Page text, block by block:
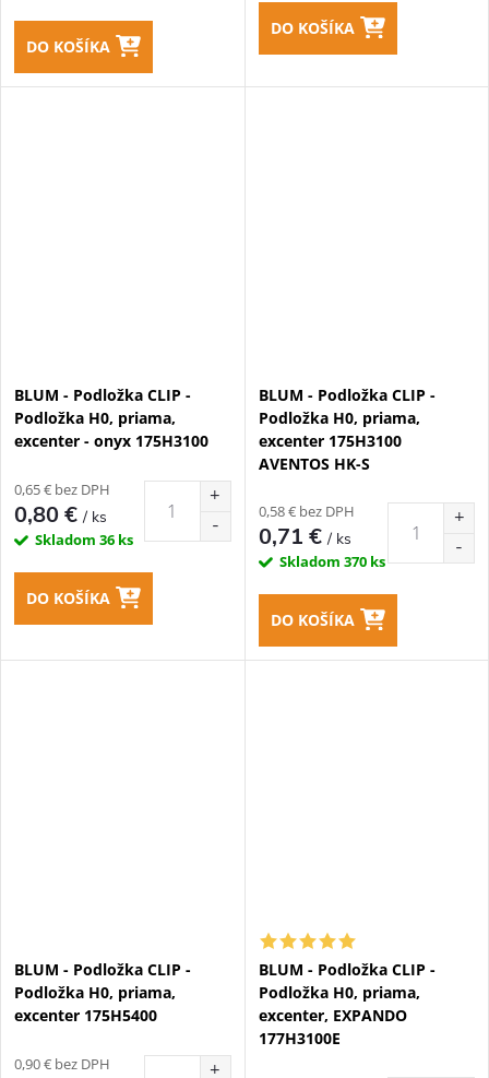
DO KOŠÍKA
DO KOŠÍKA
BLUM - Podložka CLIP -
Podložka H0, priama,
excenter - onyx 175H3100
0,65 € bez DPH
0,80 €/ ks
Skladom 36 ks
DO KOŠÍKA
BLUM - Podložka CLIP -
Podložka H0, priama,
excenter 175H3100
AVENTOS HK-S
0,58 € bez DPH
0,71 €/ ks
Skladom 370 ks
DO KOŠÍKA
BLUM - Podložka CLIP -
Podložka H0, priama,
excenter 175H5400
0,90 € bez DPH
BLUM - Podložka CLIP -
Podložka H0, priama,
excenter, EXPANDO
177H3100E